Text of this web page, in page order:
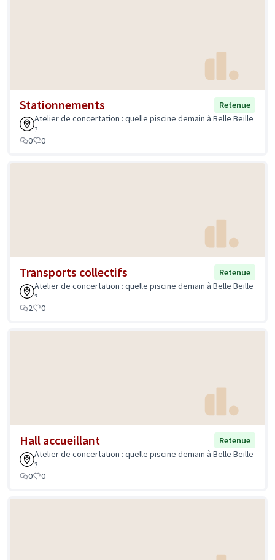
Stationnements
Retenue
Atelier de concertation : quelle piscine demain à Belle Beille
?
0
0
Transports collectifs
Retenue
Atelier de concertation : quelle piscine demain à Belle Beille
?
2
0
Hall accueillant
Retenue
Atelier de concertation : quelle piscine demain à Belle Beille
?
0
0